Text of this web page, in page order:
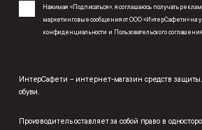
Нажимая «Подписаться», я соглашаюсь получать
маркетинговые сообщения от ООО «ИнтерСафети» на
конфиденциальности и Пользовательского соглашения
ИнтерСафети – интернет-магазин средств
обуви.
Производитель оставляет за собой право в